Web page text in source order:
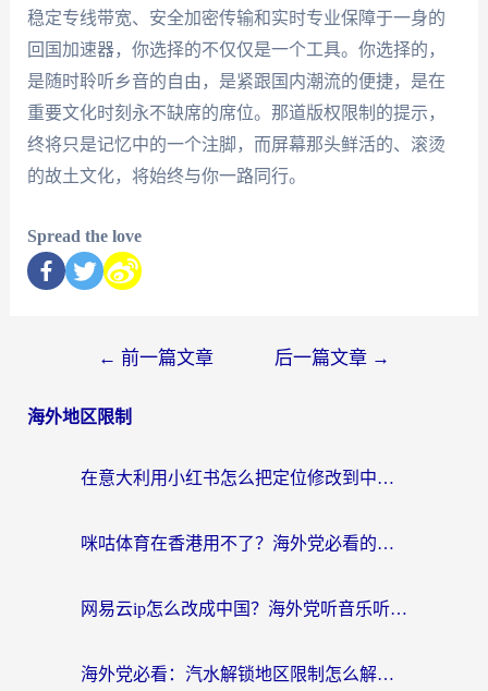
稳定专线带宽、安全加密传输和实时专业保障于一身的
回国加速器，你选择的不仅仅是一个工具。你选择的，
是随时聆听乡音的自由，是紧跟国内潮流的便捷，是在
重要文化时刻永不缺席的席位。那道版权限制的提示，
终将只是记忆中的一个注脚，而屏幕那头鲜活的、滚烫
的故土文化，将始终与你一路同行。
Spread the love
← 前一篇文章 后一篇文章 →
海外地区限制
在意大利用小红书怎么把定位修改到中国国内？3个实用技巧+1个靠谱工具帮你搞定
咪咕体育在香港用不了？海外党必看的回国加速器选择指南（附3个真实场景解决方案）
网易云ip怎么改成中国？海外党听音乐听书的无痛解决方案
海外党必看：汽水解锁地区限制怎么解除？3招解决国内影音&生活服务难题